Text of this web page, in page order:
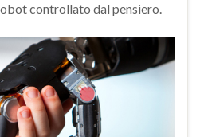
controllato dal pensiero.